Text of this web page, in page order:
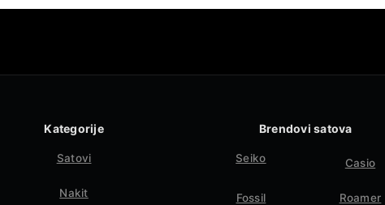
Kategorije
Satovi
Nakit
Brendovi satova
Seiko Casio
Fossil Roamer